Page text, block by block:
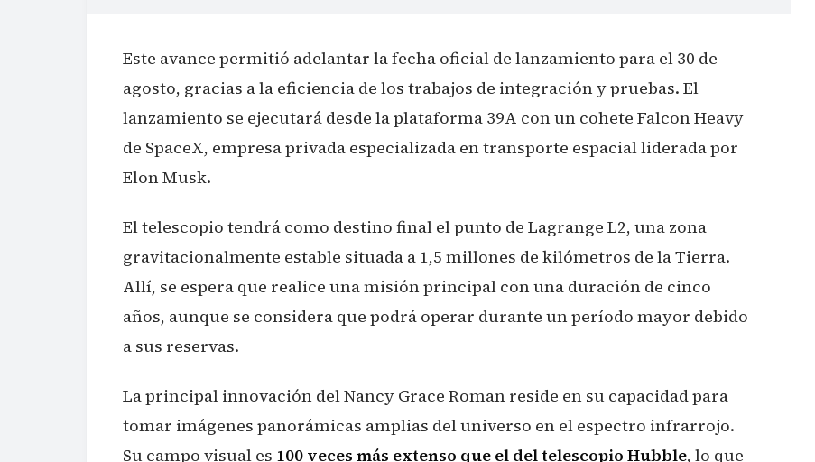
Este avance permitió adelantar la fecha oficial de lanzamiento para el 30 de
agosto, gracias a la eficiencia de los trabajos de integración y pruebas. El
lanzamiento se ejecutará desde la plataforma 39A con un cohete Falcon Heavy
de SpaceX, empresa privada especializada en transporte espacial liderada por
Elon Musk.
El telescopio tendrá como destino final el punto de Lagrange L2, una zona
gravitacionalmente estable situada a 1,5 millones de kilómetros de la Tierra.
Allí, se espera que realice una misión principal con una duración de cinco
años, aunque se considera que podrá operar durante un período mayor debido
a sus reservas.
La principal innovación del Nancy Grace Roman reside en su capacidad para
tomar imágenes panorámicas amplias del universo en el espectro infrarrojo.
Su campo visual es 100 veces más extenso que el del telescopio Hubble, lo que